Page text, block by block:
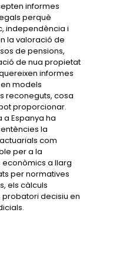
informes
perquè
independència i
la valoració de
de pensions,
de nua propietat
informes
models
reconeguts, cosa
proporcionar.
a Espanya ha
la
com
per a la
a llarg
per normatives
els càlculs
decisiu en